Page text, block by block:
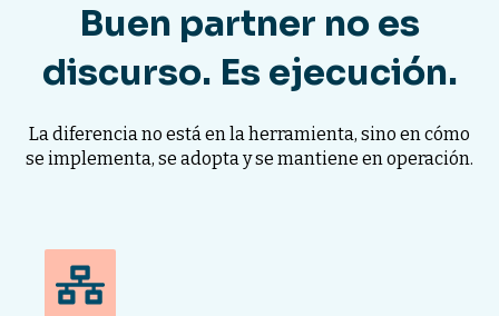
Buen partner no es
discurso. Es ejecución.
La diferencia no está en la herramienta, sino en cómo
se implementa, se adopta y se mantiene en operación.